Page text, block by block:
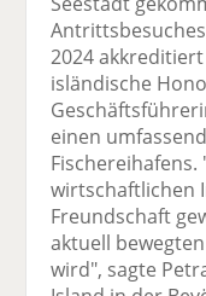
2024
isländische
einen
wirtschaftlichen
Freundschaft
aktuell
wird", sagte